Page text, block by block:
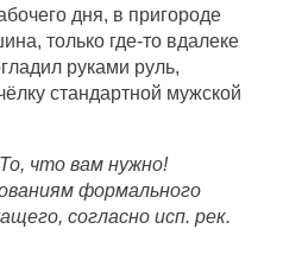
дня, в пригороде
только где-то вдалеке
руками руль,
стандартной мужской
что вам нужно!
формального
согласно исп. рек.